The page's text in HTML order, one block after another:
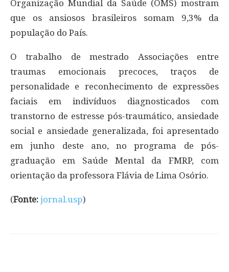
Organização Mundial da Saúde (OMS) mostram
que os ansiosos brasileiros somam 9,3% da
população do País.
O trabalho de mestrado Associações entre
traumas emocionais precoces, traços de
personalidade e reconhecimento de expressões
faciais em indivíduos diagnosticados com
transtorno de estresse pós-traumático, ansiedade
social e ansiedade generalizada, foi apresentado
em junho deste ano, no programa de pós-
graduação em Saúde Mental da FMRP, com
orientação da professora Flávia de Lima Osório.
(Fonte: jornal.usp)